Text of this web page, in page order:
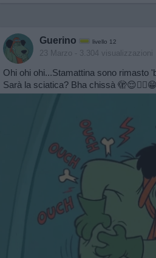
Guerino livello 12
23 Marzo - 3.304 visualizzazioni
Ohi ohi ohi...Stamattina sono rimasto
Sarà la sciatica? Bha chissà 🫣😌🤷‍♂️😁